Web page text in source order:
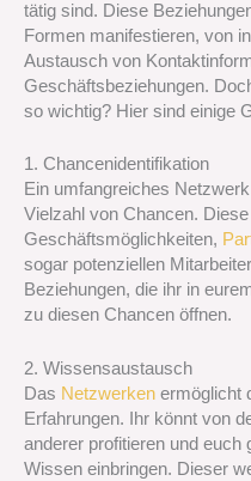
tätig sind. Diese
Formen manifestieren, von
Austausch von
Geschäftsbeziehungen.
so wichtig? Hier sind einige
1. Chancenidentifikation
Ein umfangreiches
Vielzahl von Chancen.
Geschäftsmöglichkeiten,
sogar potenziellen
Beziehungen, die ihr in
zu diesen Chancen öffnen.
2. Wissensaustausch
Das Netzwerken ermöglicht
Erfahrungen. Ihr könnt von
anderer profitieren und euch
Wissen einbringen. Dieser